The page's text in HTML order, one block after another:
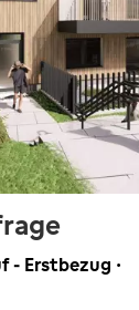
- Erstbezug ·